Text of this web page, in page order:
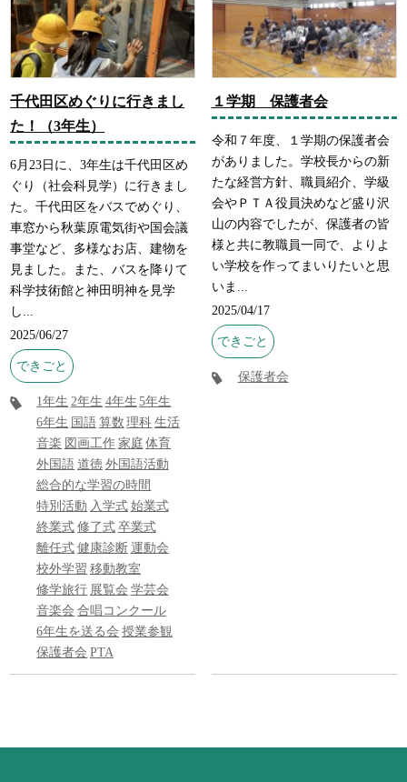
千代田区めぐりに行きまし
た！（3年生）
6月23日に、3年生は千代田区め
ぐり（社会科見学）に行きまし
た。千代田区をバスでめぐり、
車窓から秋葉原電気街や国会議
事堂など、多様なお店、建物を
見ました。また、バスを降りて
科学技術館と神田明神を見学
し...
2025/06/27
できごと
1年生 2年生 4年生 5年生
6年生 国語 算数 理科 生活
音楽 図画工作 家庭 体育
外国語 道徳 外国語活動
総合的な学習の時間
特別活動 入学式 始業式
終業式 修了式 卒業式
離任式 健康診断 運動会
校外学習 移動教室
修学旅行 展覧会 学芸会
音楽会 合唱コンクール
6年生を送る会 授業参観
保護者会 PTA
１学期 保護者会
令和７年度、１学期の保護者会
がありました。学校長からの新
たな経営方針、職員紹介、学級
会やＰＴＡ役員決めなど盛り沢
山の内容でしたが、保護者の皆
様と共に教職員一同で、よりよ
い学校を作ってまいりたいと思
いま...
2025/04/17
できごと
保護者会